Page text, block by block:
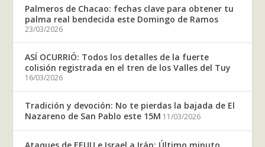
Palmeros de Chacao: fechas clave para obtener tu
palma real bendecida este Domingo de Ramos
23/03/2026
ASÍ OCURRIÓ: Todos los detalles de la fuerte
colisión registrada en el tren de los Valles del Tuy
16/03/2026
Tradición y devoción: No te pierdas la bajada de El
Nazareno de San Pablo este 15M 11/03/2026